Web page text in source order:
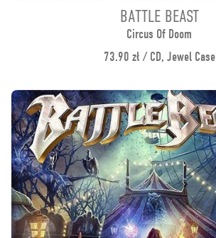
BATTLE BEAST
Circus Of Doom
73.90 zł / CD, Jewel Case